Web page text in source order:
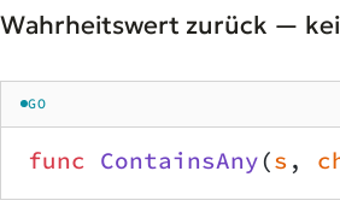
Wahrheitswert zurück —
GO
func ContainsAny(s ,